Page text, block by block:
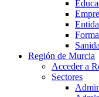
Región de Murcia
Acceder a
Sectores